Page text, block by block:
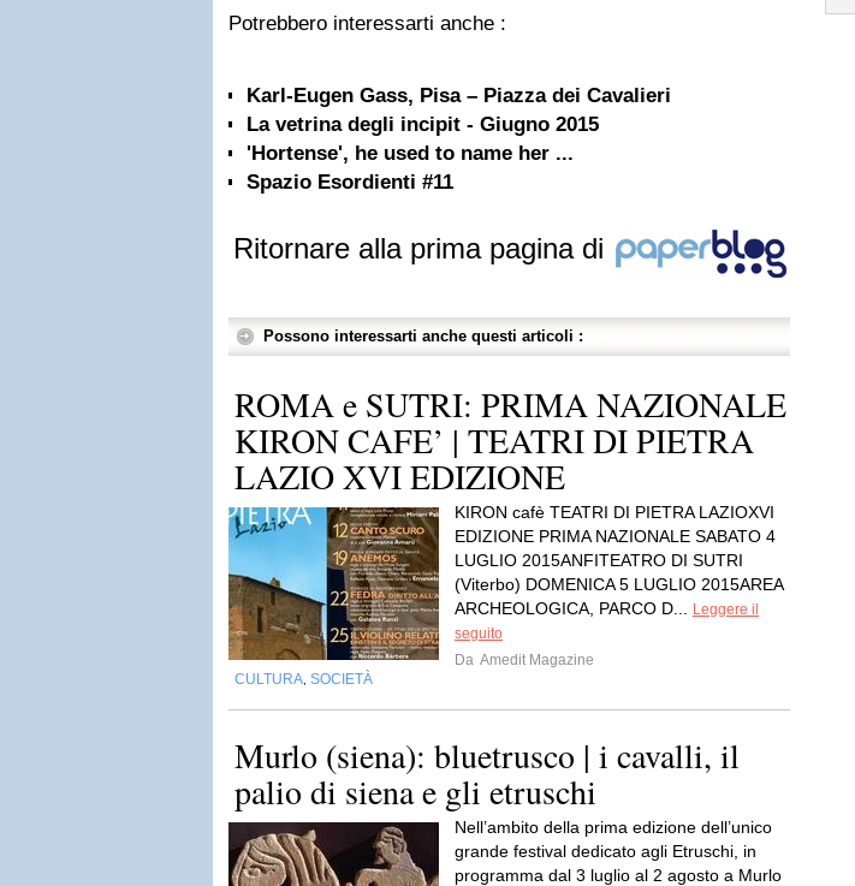
Potrebbero interessarti anche :
Karl-Eugen Gass, Pisa – Piazza dei Cavalieri
La vetrina degli incipit - Giugno 2015
'Hortense', he used to name her ...
Spazio Esordienti #11
Ritornare alla prima pagina di
Possono interessarti anche questi articoli :
ROMA e SUTRI: PRIMA NAZIONALE
KIRON CAFE’ | TEATRI DI PIETRA
LAZIO XVI EDIZIONE
KIRON cafè TEATRI DI PIETRA LAZIOXVI
EDIZIONE PRIMA NAZIONALE SABATO 4
LUGLIO 2015ANFITEATRO DI SUTRI
(Viterbo) DOMENICA 5 LUGLIO 2015AREA
ARCHEOLOGICA, PARCO D...
Leggere il
seguito
Da Amedit Magazine
CULTURA SOCIETÀ
Murlo (siena): bluetrusco | i cavalli, il
palio di siena e gli etruschi
Nell’ambito della prima edizione dell’unico
grande festival dedicato agli Etruschi, in
programma dal 3 luglio al 2 agosto a Murlo